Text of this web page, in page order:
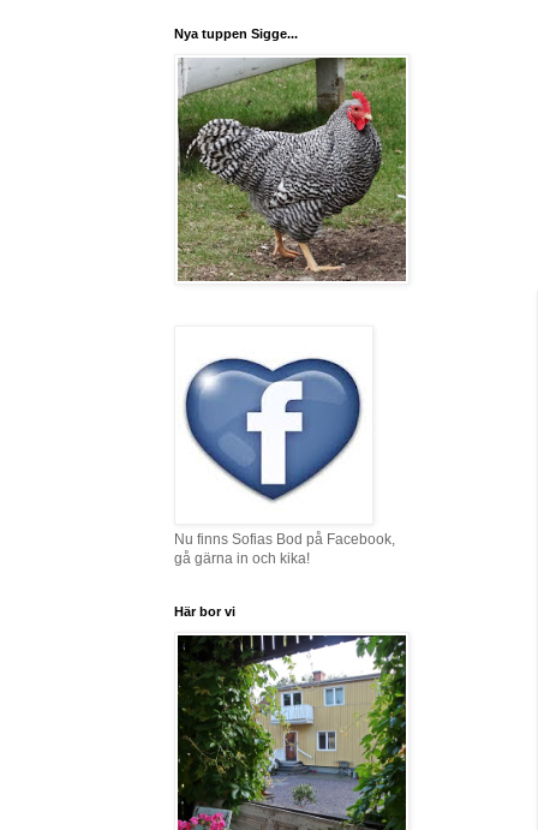
Nya tuppen Sigge...
Nu finns Sofias Bod på Facebook,
gå gärna in och kika!
Här bor vi